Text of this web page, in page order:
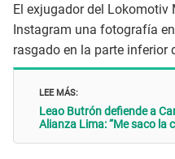
El exjugador del Lokomotiv
Instagram una fotografía
rasgado en la parte inferior
LEE MÁS:
Leao Butrón defiende a
Alianza Lima: “Me saco la